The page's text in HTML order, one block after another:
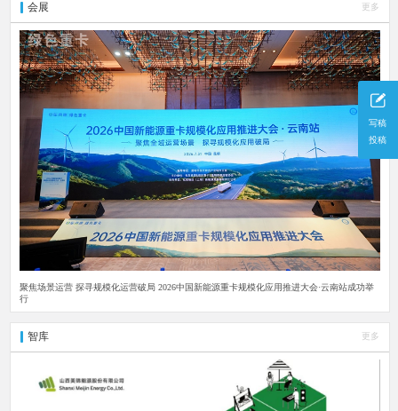
写稿
投稿
会展 更多
聚焦场景运营 探寻规模化运营破局 2026中国新能源重卡规模化应用推进大会·云南站成功举
行
智库 更多